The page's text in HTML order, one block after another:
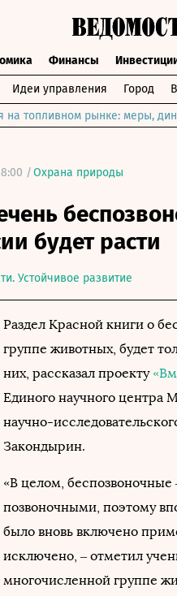
Финансы
Идеи управления Город
на топливном рынке: меры,
/Охрана природы
будет расти
Устойчивое развитие
Раздел Красной книги о
группе животных, будет
них, рассказал проекту
Единого научного центра
научно-
Закондырин.
«В целом,
позвоночными, поэтому
было вновь включено
исключено, – отметил
многочисленной группе